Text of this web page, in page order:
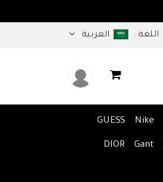
اللغة : العربية
Nike
GUESS
Gant
DIOR